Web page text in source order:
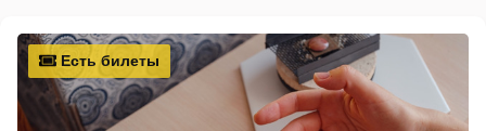
Есть билеты